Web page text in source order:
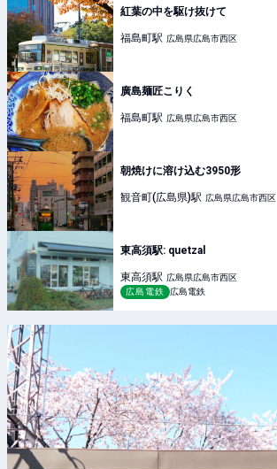
紅葉の中を駆け抜けて
福島町駅 広島県広島市西区
廣島麺匠こりく
福島町駅 広島県広島市西区
朝焼けに溶け込む3950形
観音町(広島県)駅 広島県広島市西区
東高須駅: quetzal
東高須駅 広島県広島市西区
広島電鉄
広島電鉄